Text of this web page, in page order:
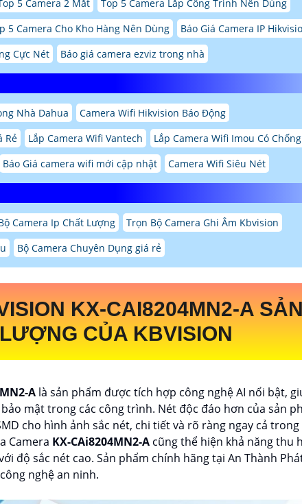
5 Camera 2 Mắt
Top 5 Camera Lắp Công Trình Nên Dùng
5 Camera Cho Kho Hàng Nên Dùng
Báo Giá Camera IP
Cực Nét
Báo giá camera ezviz trong nhà
Nhà Dahua
Camera Wifi Hikvision Báo Động
Rẻ
Lắp Camera Wifi Vantech
Lắp Camera Wifi Imou Có
Báo Giá camera wifi mới cập nhật Camera Wifi Siêu Nét
Camera Ip Chất Lượng
Trọn Bộ Camera Ghi Âm Kbvision
Bộ Camera Chuyên Dụng giá rẻ
KX-CAI8204MN2-A SẢN
CỦA KBVISION
A là sản phẩm được tích hợp công nghệ AI nổi bật,
mật trong các công trình. Nét độc đáo hơn của sản
cho hình ảnh sắc nét, chi tiết và rõ ràng ngay cả
Camera KX-CAi8204MN2-A cũng thể hiện khả năng thu
độ sắc nét cao. Sản phẩm chính hãng tại An Thành
nghệ an ninh.